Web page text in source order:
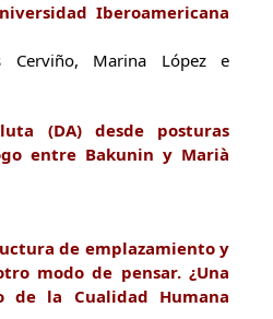
Iberoamericana
Cerviño, Marina López e
(DA) desde posturas
entre Bakunin y Marià
de emplazamiento y
modo de pensar. ¿Una
la Cualidad Humana